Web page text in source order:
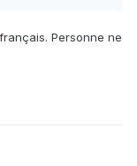
Personne ne